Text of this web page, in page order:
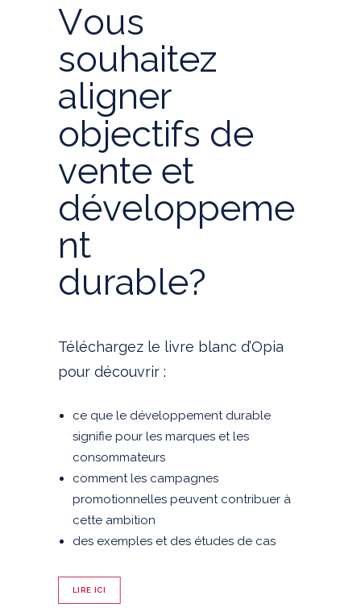
Vous
souhaitez
aligner
objectifs de
vente et
développeme
nt
durable?
Téléchargez le livre blanc d’Opia
pour découvrir :
ce que le développement durable
signifie pour les marques et les
consommateurs
comment les campagnes
promotionnelles peuvent contribuer à
cette ambition
des exemples et des études de cas
LIRE ICI